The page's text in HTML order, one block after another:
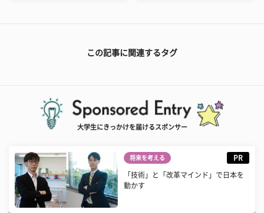
この記事に関連するタグ
大学生にきっかけを届けるスポンサー
将来を考える PR
「技術」と「改革マインド」で日本を
動かす